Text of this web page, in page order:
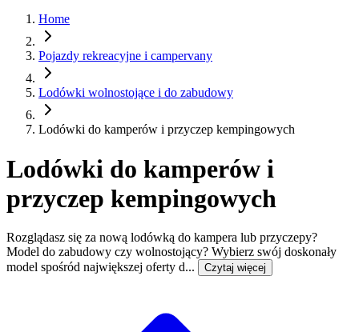
Home
Pojazdy rekreacyjne i campervany
Lodówki wolnostojące i do zabudowy
Lodówki do kamperów i przyczep kempingowych
Lodówki do kamperów i
przyczep kempingowych
Rozglądasz się za nową lodówką do kampera lub przyczepy?
Model do zabudowy czy wolnostojący? Wybierz swój doskonały
model spośród największej oferty d...
Czytaj więcej